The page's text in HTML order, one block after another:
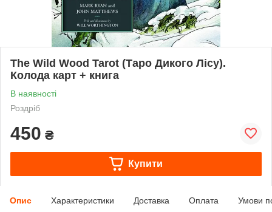
The Wild Wood Tarot (Таро Дикого Лісу).
Колода карт + книга
В наявності
Роздріб
450 ₴
Купити
Опис Характеристики Доставка Оплата Умови